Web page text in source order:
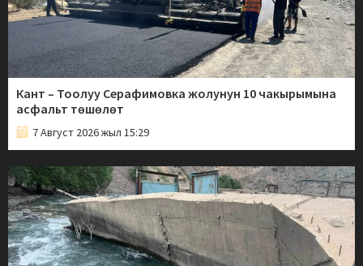
Кант – Тоолуу Серафимовка жолунун 10 чакырымына
асфальт төшөлөт
7 Август 2026 жыл 15:29